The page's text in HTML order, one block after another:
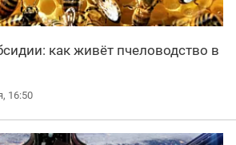
как живёт пчеловодство в
16:50